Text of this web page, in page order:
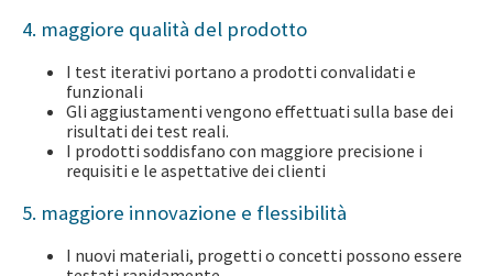
4. maggiore qualità del prodotto
I test iterativi portano a prodotti convalidati e
funzionali
Gli aggiustamenti vengono effettuati sulla base dei
risultati dei test reali.
I prodotti soddisfano con maggiore precisione i
requisiti e le aspettative dei clienti
5. maggiore innovazione e flessibilità
I nuovi materiali, progetti o concetti possono essere